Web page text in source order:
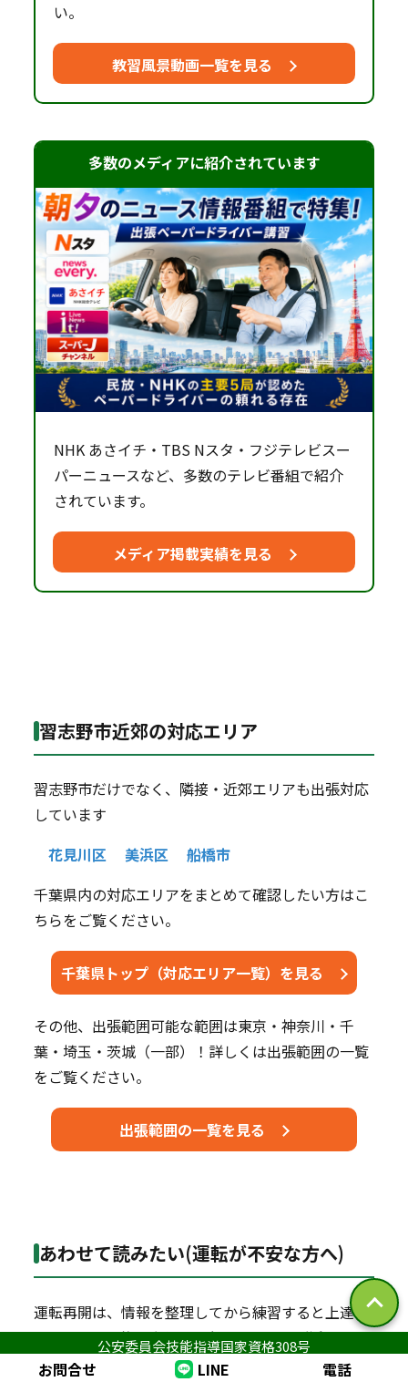
い。
教習風景動画一覧を見る
多数のメディアに紹介されています
NHK あさイチ・TBS Nスタ・フジテレビスー
パーニュースなど、多数のテレビ番組で紹介
されています。
メディア掲載実績を見る
習志野市近郊の対応エリア
習志野市だけでなく、隣接・近郊エリアも出張対応
しています
花見川区
美浜区
船橋市
千葉県内の対応エリアをまとめて確認したい方はこ
ちらをご覧ください。
千葉県トップ（対応エリア一覧）を見る
その他、出張範囲可能な範囲は東京・神奈川・千
葉・埼玉・茨城（一部）！詳しくは出張範囲の一覧
をご覧ください。
出張範囲の一覧を見る
あわせて読みたい(運転が不安な方へ)
運転再開は、情報を整理してから練習すると上達が
早いです。目的に合わせて参考コラムもご活用くだ
さい。
公安委員会技能指導国家資格308号
お問合せ LINE 電話